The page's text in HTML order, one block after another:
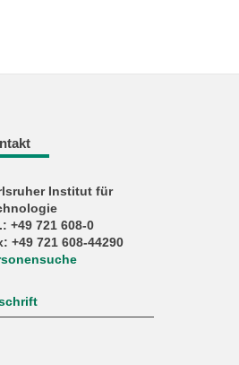
Institut für
+49 721 608-0
+49 721 608-44290